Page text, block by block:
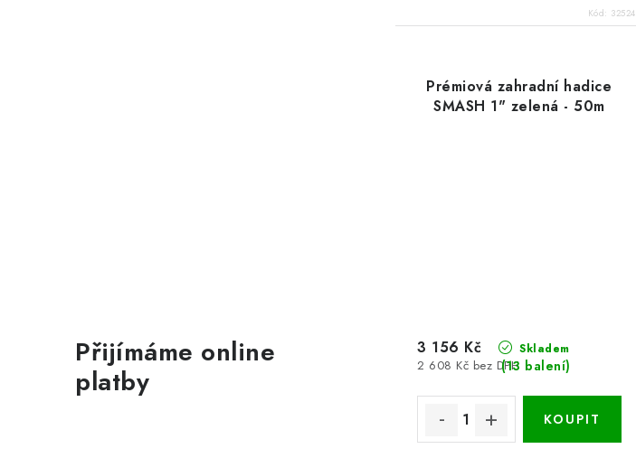
Přijímáme online
platby
Kód: 32524
Prémiová zahradní hadice
SMASH 1" zelená - 50m
Skladem
(13 balení)
2 608 Kč bez DPH
3 156 Kč